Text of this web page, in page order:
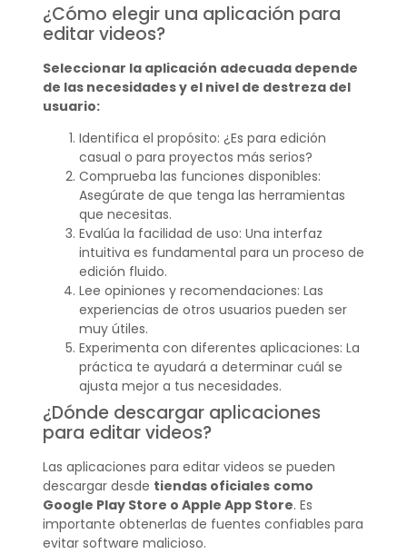
¿Cómo elegir una aplicación para
editar videos?
Seleccionar la aplicación adecuada depende
de las necesidades y el nivel de destreza del
usuario:
Identifica el propósito: ¿Es para edición
casual o para proyectos más serios?
Comprueba las funciones disponibles:
Asegúrate de que tenga las herramientas
que necesitas.
Evalúa la facilidad de uso: Una interfaz
intuitiva es fundamental para un proceso de
edición fluido.
Lee opiniones y recomendaciones: Las
experiencias de otros usuarios pueden ser
muy útiles.
Experimenta con diferentes aplicaciones: La
práctica te ayudará a determinar cuál se
ajusta mejor a tus necesidades.
¿Dónde descargar aplicaciones
para editar videos?
Las aplicaciones para editar videos se pueden
descargar desde tiendas oficiales como
Google Play Store o Apple App Store. Es
importante obtenerlas de fuentes confiables para
evitar software malicioso.